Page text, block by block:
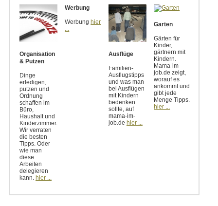
Organisation
& Putzen
Dinge
erledigen,
putzen und
Ordnung
schaffen im
Büro,
Haushalt und
Kinderzimmer.
Wir verraten
die besten
Tipps. Oder
wie man
diese
Arbeiten
delegieren
kann. hier ...
Werbung
Werbunghier
Ausflüge
Familien-
Ausflugstipps
und was man
bei Ausflügen
mit Kindern
bedenken
sollte, auf
mama-im-
job.de hier ...
Garten
Gärten für
Kinder,
gärtnern mit
Kindern.
Mama-im-
job.de zeigt,
worauf es
ankommt und
gibt jede
Menge Tipps.
hier ...